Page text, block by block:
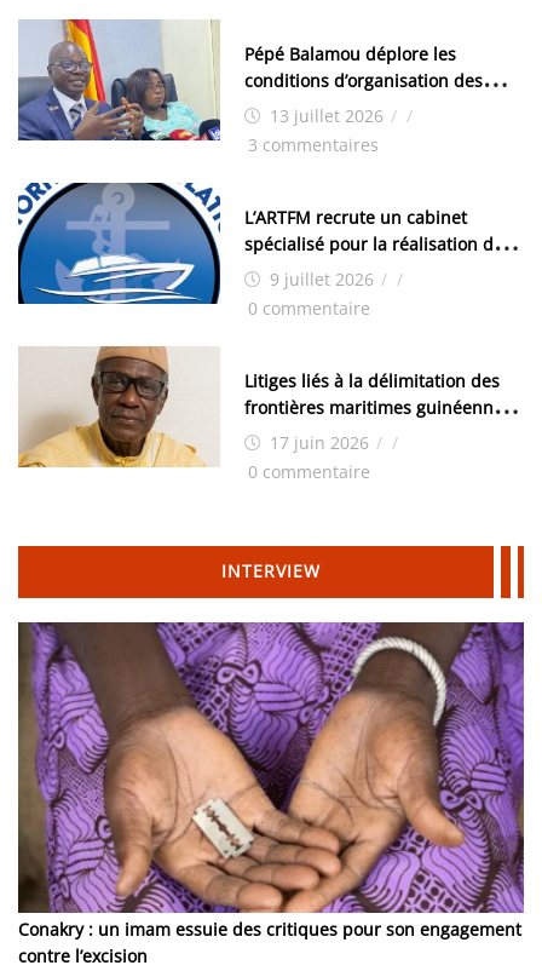
Pépé Balamou déplore les
conditions d’organisation des
examens nationaux : « Si ce sont
les élections, on trouve tous les
13 juillet 2026 / /
3 commentaires
L’ARTFM recrute un cabinet
spécialisé pour la réalisation des
études techniques
9 juillet 2026 / /
0 commentaire
Litiges liés à la délimitation des
frontières maritimes guinéennes:
Idrissa Chérif écrit au ministre
des Hydrocarbures
17 juin 2026 / /
0 commentaire
INTERVIEW
Conakry : un imam essuie des critiques pour son engagement
contre l’excision